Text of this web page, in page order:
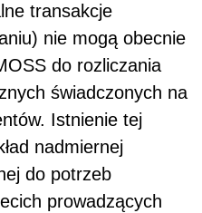
transakcje
nie mogą obecnie
do rozliczania
świadczonych na
Istnienie tej
nadmiernej
do potrzeb
prowadzących